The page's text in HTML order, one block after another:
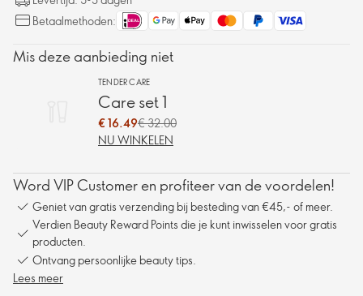
Betaalmethoden:
Mis deze aanbieding niet
TENDER CARE
Care set 1
€ 16.49€ 32.00
NU WINKELEN
Word VIP Customer en profiteer van de voordelen!
Geniet van gratis verzending bij besteding van €45,- of meer.
Verdien Beauty Reward Points die je kunt inwisselen voor gratis
producten.
Ontvang persoonlijke beauty tips.
Lees meer